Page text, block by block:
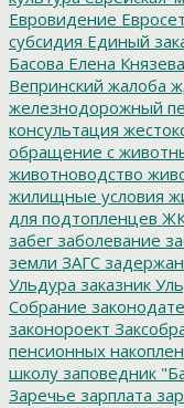
Евровидение
субсидия Единый
Басова Елена Князева
Вепринский жалоба
железнодорожный
консультация
обращение с
животноводство
жилищные условия
для подтопленцев
забег заболевание
земли ЗАГС
Ульдура заказник
Собрание
законороект
пенсионных
школу заповедник
Заречье зарплата